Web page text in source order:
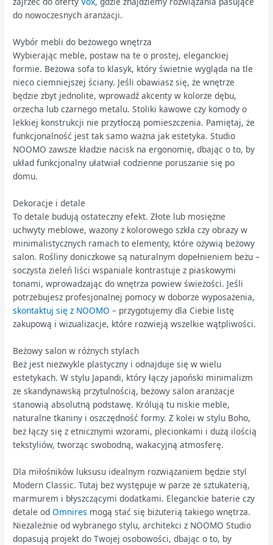
do nowoczesnych aranżacji.
Wybór mebli do beżowego wnętrza
Wybierając meble, postaw na te o prostej, eleganckiej
formie. Beżowa sofa to klasyk, który świetnie wygląda na tle
nieco ciemniejszej ściany. Jeśli obawiasz się, że wnętrze
będzie zbyt jednolite, wprowadź akcenty w kolorze dębu,
orzecha lub czarnego metalu. Stoliki kawowe czy komody o
lekkiej konstrukcji nie przytłoczą pomieszczenia. Pamiętaj, że
funkcjonalność jest tak samo ważna jak estetyka. Studio
NOOMO zawsze kładzie nacisk na ergonomię, dbając o to, by
układ funkcjonalny ułatwiał codzienne poruszanie się po
domu.
Dekoracje i detale
To detale budują ostateczny efekt. Złote lub mosiężne
uchwyty meblowe, wazony z kolorowego szkła czy obrazy w
minimalistycznych ramach to elementy, które ożywią beżowy
salon. Rośliny doniczkowe są naturalnym dopełnieniem beżu –
soczysta zieleń liści wspaniale kontrastuje z piaskowymi
tonami, wprowadzając do wnętrza powiew świeżości. Jeśli
potrzebujesz profesjonalnej pomocy w doborze wyposażenia,
skontaktuj się z NOOMO – przygotujemy dla Ciebie listę
zakupową i wizualizacje, które rozwieją wszelkie wątpliwości.
Beżowy salon w różnych stylach
Beż jest niezwykle plastyczny i odnajduje się w wielu
estetykach. W stylu Japandi, który łączy japoński minimalizm
ze skandynawską przytulnością, beżowy salon aranżacje
stanowią absolutną podstawę. Królują tu niskie meble,
naturalne tkaniny i oszczędność formy. Z kolei w stylu Boho,
beż łączy się z etnicznymi wzorami, plecionkami i dużą ilością
tekstyliów, tworząc swobodną, wakacyjną atmosferę.
Dla miłośników luksusu idealnym rozwiązaniem będzie styl
Modern Classic. Tutaj beż występuje w parze ze sztukaterią,
marmurem i błyszczącymi dodatkami. Eleganckie baterie czy
detale odOmnires mogą stać się biżuterią takiego wnętrza.
Niezależnie od wybranego stylu, architekci z NOOMO Studio
dopasują projekt do Twojej osobowości, dbając o to, by